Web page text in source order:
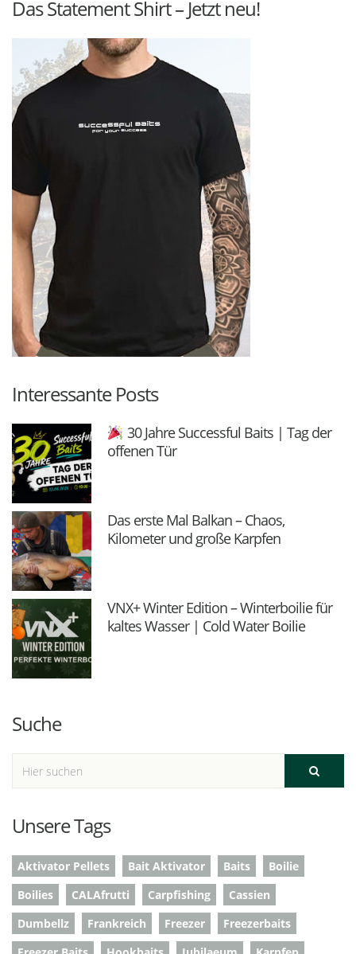
Das Statement Shirt – Jetzt neu!
Interessante Posts
30 Jahre Successful Baits | Tag der
offenen Tür
Das erste Mal Balkan – Chaos,
Kilometer und große Karpfen
VNX+ Winter Edition – Winterboilie für
kaltes Wasser | Cold Water Boilie
Suche
Unsere Tags
Aktivator Pellets Bait Aktivator Baits
Boilie
Boilies
CALAfrutti Carpfishing
Cassien
Dumbellz
Frankreich Freezer
Freezerbaits